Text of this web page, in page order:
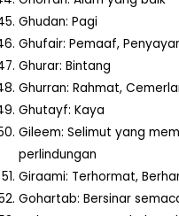
Ghudan: Pagi
Ghufair: Pemaaf,
Ghurar: Bintang
Ghurran: Rahmat,
Ghutayf: Kaya
Gileem: Selimut yang
perlindungan
Giraami: Terhormat,
Gohartab: Bersinar